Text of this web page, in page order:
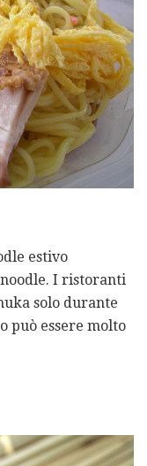
estivo
I ristoranti
solo durante
può essere molto